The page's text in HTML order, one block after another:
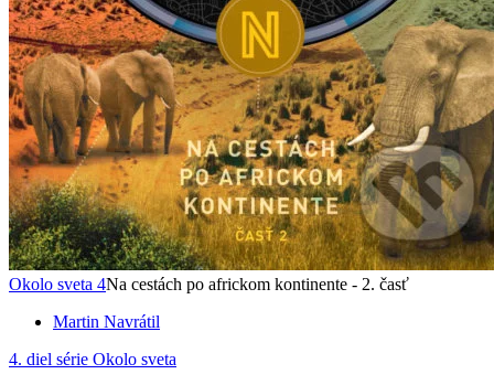
Okolo sveta 4Na cestách po africkom kontinente - 2. časť
Martin Navrátil
4. diel série Okolo sveta